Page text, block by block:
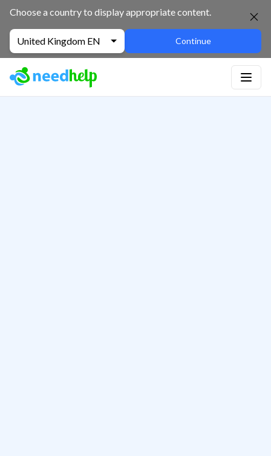
Choose a country to display appropriate content.
United Kingdom EN Continue